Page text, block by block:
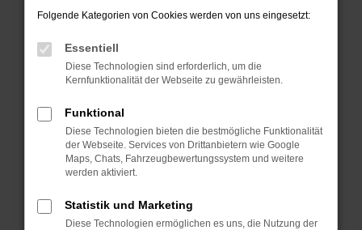
Manche Erweiterungen, wie Werbeblocker,
können das Laden bestimmter Seiten
verhindern. Funktioniert die Seite in einem
Fenster?
Starte dein Gerät neu.
Das kann manchmal helfen, vorübergehende
Probleme zu beheben.
Stelle sicher, dass dein Browser und dein
Betriebssystem auf dem neuesten Stand
Folgende Kategorien von Cookies werden von uns eingesetzt:
Essentiell
Diese Technologien sind erforderlich, um die
Kernfunktionalität der Webseite zu gewährleisten.
Funktional
Diese Technologien bieten die bestmögliche Funktionalität
der Webseite. Services von Drittanbietern wie Google
Maps, Chats, Fahrzeugbewertungssystem und weitere
werden aktiviert.
Statistik und Marketing
Diese Technologien ermöglichen es uns, die Nutzung der